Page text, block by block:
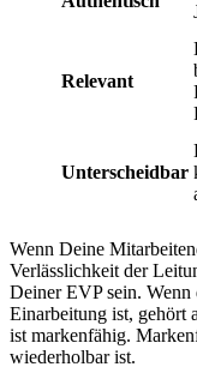
Relevant
Unterscheidbar
Wenn Deine
Verlässlichkeit der
Deiner EVP sein.
Einarbeitung ist, gehört
ist markenfähig.
wiederholbar ist.